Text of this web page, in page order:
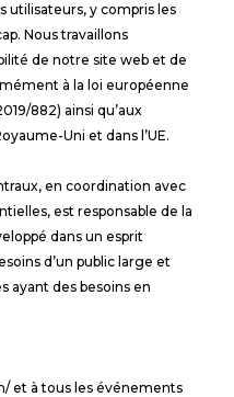
utilisateurs, y compris les
Nous travaillons
de notre site web et de
à la loi européenne
882) ainsi qu’aux
Uni et dans l’UE.
en coordination avec
est responsable de la
dans un esprit
d’un public large et
ayant des besoins en
et à tous les événements